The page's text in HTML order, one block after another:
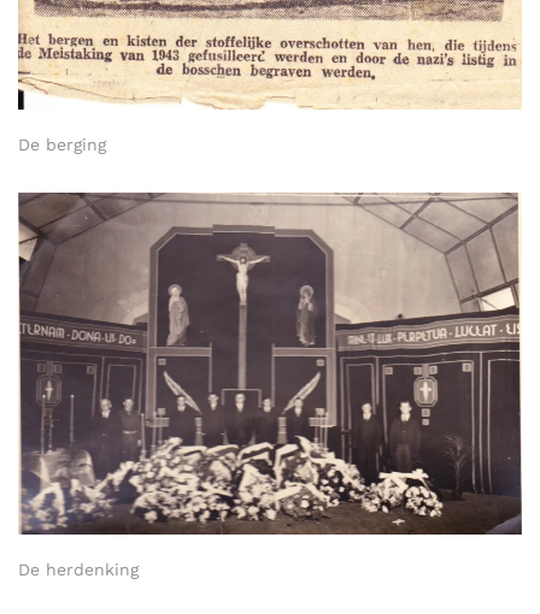
De berging
De herdenking